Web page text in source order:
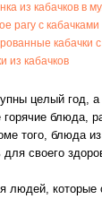
из кабачков в
рагу с кабачками
кабачки
из кабачков
целый год,
блюда,
того, блюда
своего
которые